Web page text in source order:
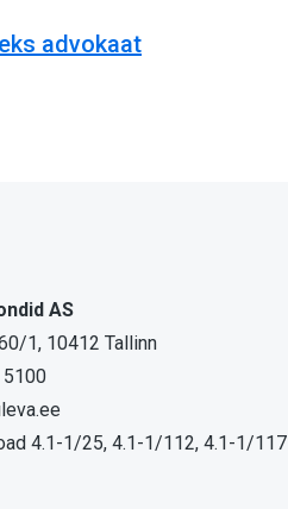
advokaat
AS
1, 10412 Tallinn
4.1-1/25, 4.1-1/112, 4.1-1/117